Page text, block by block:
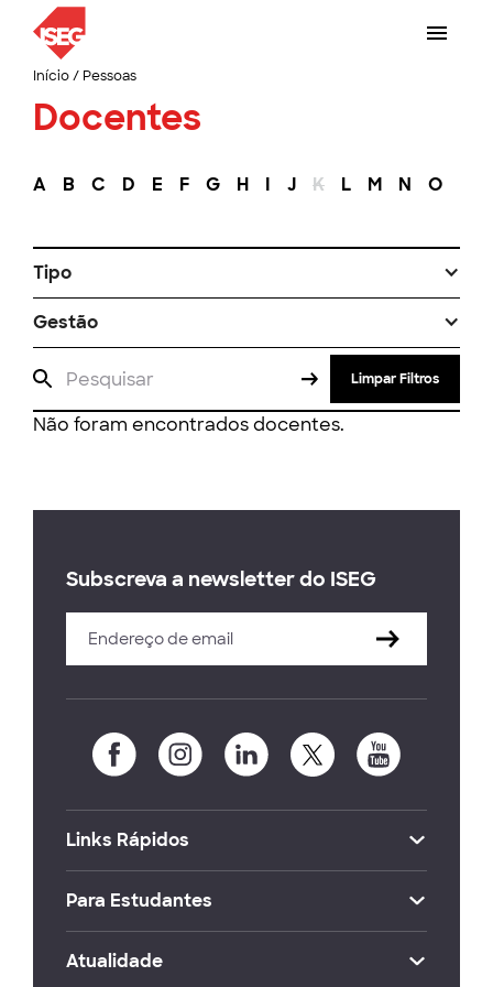
Início/ Pessoas
Docentes
A B C D E F G H I J K L M N O
Tipo
Gestão
Limpar Filtros
Não foram encontrados docentes.
Subscreva a newsletter do ISEG
Links Rápidos
Para Estudantes
Atualidade